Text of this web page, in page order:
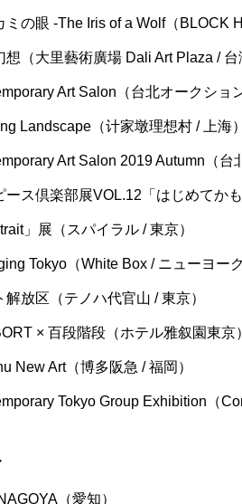
の眼 -The Iris of a Wolf（BLOCK
（大里藝術廣場 Dali Art Plaza / 台
Art Salon（台北オークショ
Landscape（计家墩理想村 / 上海）
Art Salon 2019 Autumn（台
ス倶楽部展VOL.12「はじめてか
」展（スパイラル / 東京）
Tokyo（White Box / ニューヨーク
放区（テノハ代官山 / 東京）
× 百段階段（ホテル雅叙園東京）
New Art（博多阪急 / 福岡）
Tokyo Group Exhibition（
（愛知）